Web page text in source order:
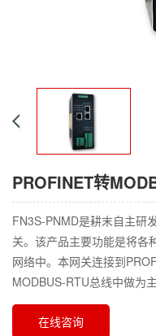
PROFINET转
FN3S-PNMD是耕末自主研
关。该产品主要功能是将各
网络中。本网关连接到
MODBUS-RTU总线中做为
在线咨询